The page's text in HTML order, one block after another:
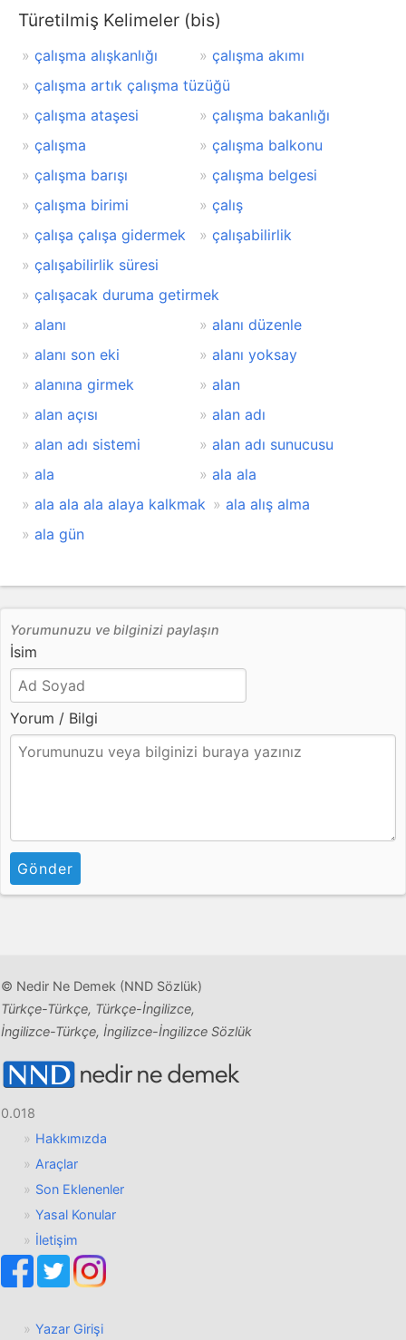
Türetilmiş Kelimeler (bis)
çalışma alışkanlığı
çalışma akımı
çalışma artık çalışma tüzüğü
çalışma ataşesi
çalışma bakanlığı
çalışma
çalışma balkonu
çalışma barışı
çalışma belgesi
çalışma birimi
çalış
çalışa çalışa gidermek
çalışabilirlik
çalışabilirlik süresi
çalışacak duruma getirmek
alanı
alanı düzenle
alanı son eki
alanı yoksay
alanına girmek
alan
alan açısı
alan adı
alan adı sistemi
alan adı sunucusu
ala
ala ala
ala ala ala alaya kalkmak
ala alış alma
ala gün
Yorumunuzu ve bilginizi paylaşın
İsim
Yorum / Bilgi
Gönder
© Nedir Ne Demek (NND Sözlük)
Türkçe-Türkçe, Türkçe-İngilizce,
İngilizce-Türkçe, İngilizce-İngilizce Sözlük
0.018
Hakkımızda
Araçlar
Son Eklenenler
Yasal Konular
İletişim
Yazar Girişi